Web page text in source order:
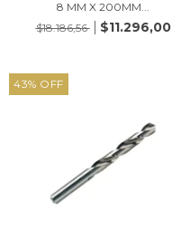
8 MM X 200MM...
$18.186,56
$11.296,00
43% OFF